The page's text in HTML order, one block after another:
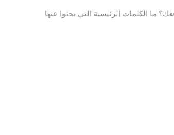
ما الكلمات الرئيسية التي بحثوا عنها